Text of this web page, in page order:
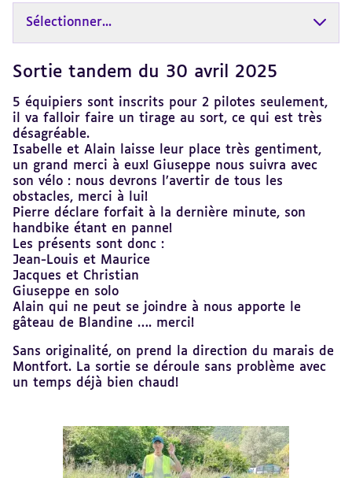
Sélectionner...
Sortie tandem du 30 avril 2025
5 équipiers sont inscrits pour 2 pilotes seulement,
il va falloir faire un tirage au sort, ce qui est très
désagréable.
Isabelle et Alain laisse leur place très gentiment,
un grand merci à eux! Giuseppe nous suivra avec
son vélo : nous devrons l’avertir de tous les
obstacles, merci à lui!
Pierre déclare forfait à la dernière minute, son
handbike étant en panne!
Les présents sont donc :
Jean-Louis et Maurice
Jacques et Christian
Giuseppe en solo
Alain qui ne peut se joindre à nous apporte le
gâteau de Blandine …. merci!
Sans originalité, on prend la direction du marais de
Montfort. La sortie se déroule sans problème avec
un temps déjà bien chaud!
Revenir
sommaire